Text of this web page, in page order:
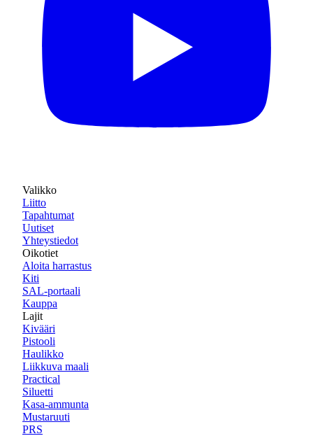
Valikko
Liitto
Tapahtumat
Uutiset
Yhteystiedot
Oikotiet
Aloita harrastus
Kiti
SAL-portaali
Kauppa
Lajit
Kivääri
Pistooli
Haulikko
Liikkuva maali
Practical
Siluetti
Kasa-ammunta
Mustaruuti
PRS